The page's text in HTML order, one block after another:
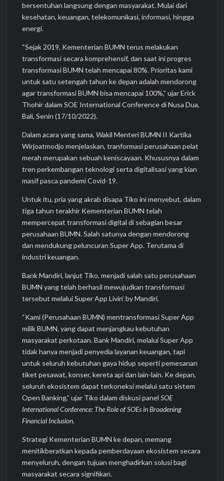
bersentuhan langsung dengan masyarakat. Mulai dari
kesehatan, keuangan, telekomunikasi, informasi, hingga
energi.
“Sejak 2019, Kementerian BUMN terus melakukan
transformasi secara komprehensif, dan saat ini progres
transformasi BUMN telah mencapai 80%. Prioritas kami
untuk satu setengah tahun ke depan adalah mendorong
agar transformasi BUMN bisa mencapai 100%,” ujar Erick
Thohir dalam SOE International Conference di Nusa Dua,
Bali, Senin (17/10/2022).
Dalam acara yang sama, Wakil Menteri BUMN II Kartika
Wirjoatmodjo menjelaskan, tranformasi perusahaan pelat
merah merupakan sebuah keniscayaan. Khususnya dalam
tren perkembangan teknologi serta digitalisasi yang kian
masif pasca pandemi Covid-19.
Untuk itu, pria yang akrab disapa Tiko ini menyebut, dalam
tiga tahun terakhir Kementerian BUMN telah
mempercepat transformasi digital di sebagian besar
perusahaan BUMN. Salah satunya dengan mendorong
dan mendukung peluncuran Super App. Terutama di
industri keuangan.
Bank Mandiri, lanjut Tiko, menjadi salah satu perusahaan
BUMN yang telah berhasil mewujudkan transformasi
tersebut melalui Super App Livin’ by Mandiri.
“Kami (Perusahaan BUMN) mentransformasi Super App
milik BUMN, yang dapat menjangkau kebutuhan
masyarakat perkotaan. Bank Mandiri, melalui Super App
tidak hanya menjadi penyedia layanan keuangan, tapi
untuk seluruh kebutuhan gaya hidup seperti pemesanan
tiket pesawat, konser, kereta api dan lain-lain. Ke depan,
seluruh ekosistem dapat terkoneksi melalui satu sistem
Open Banking,” ujar Tiko dalam diskusi panelSOE
International Conference: The Role of SOEs in Broadening
Financial Inclusion.
Strategi Kementerian BUMN ke depan, memang
menitikberatkan kepada pemberdayaan ekosistem secara
menyeluruh, dengan tujuan menghadirkan solusi bagi
masyarakat secara signifikan.